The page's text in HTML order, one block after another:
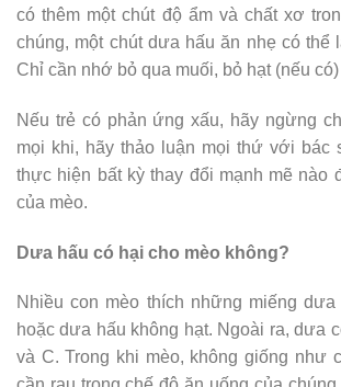
có thêm một chút độ ẩm và chất xơ
chúng, một chút dưa hấu ăn nhẹ có thể
Chỉ cần nhớ bỏ qua muối, bỏ hạt (nếu
Nếu trẻ có phản ứng xấu, hãy ngừng
mọi khi, hãy thảo luận mọi thứ với bác
thực hiện bất kỳ thay đổi mạnh mẽ nào
của mèo.
Dưa hấu có hại cho mèo không?
Nhiều con mèo thích những miếng
hoặc dưa hấu không hạt. Ngoài ra, dưa
và C. Trong khi mèo, không giống như